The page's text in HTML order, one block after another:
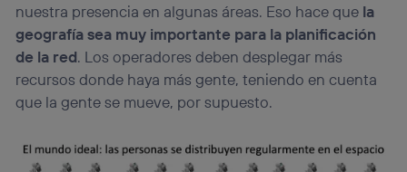
nuestra presencia en algunas áreas. Eso hace que la
geografía sea muy importante para la planificación
de la red. Los operadores deben desplegar más
recursos donde haya más gente, teniendo en cuenta
que la gente se mueve, por supuesto.